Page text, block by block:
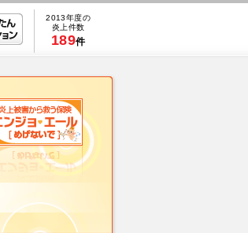
2013年度の
炎上件数
189件